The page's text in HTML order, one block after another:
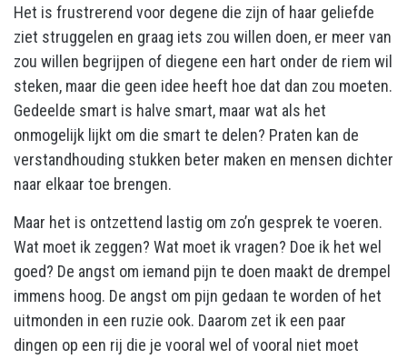
Het is frustrerend voor degene die zijn of haar geliefde
ziet struggelen en graag iets zou willen doen, er meer van
zou willen begrijpen of diegene een hart onder de riem wil
steken, maar die geen idee heeft hoe dat dan zou moeten.
Gedeelde smart is halve smart, maar wat als het
onmogelijk lijkt om die smart te delen? Praten kan de
verstandhouding stukken beter maken en mensen dichter
naar elkaar toe brengen.
Maar het is ontzettend lastig om zo’n gesprek te voeren.
Wat moet ik zeggen? Wat moet ik vragen? Doe ik het wel
goed? De angst om iemand pijn te doen maakt de drempel
immens hoog. De angst om pijn gedaan te worden of het
uitmonden in een ruzie ook. Daarom zet ik een paar
dingen op een rij die je vooral wel of vooral niet moet